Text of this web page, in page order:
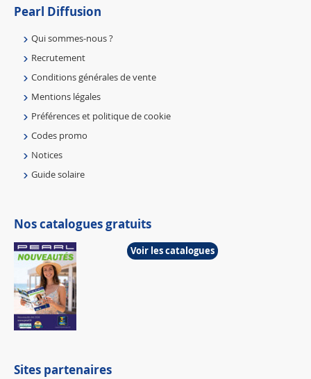
Pearl Diffusion
Qui sommes-nous ?
Recrutement
Conditions générales de vente
Mentions légales
Préférences et politique de cookie
Codes promo
Notices
Guide solaire
Nos catalogues gratuits
Voir les catalogues
Sites partenaires